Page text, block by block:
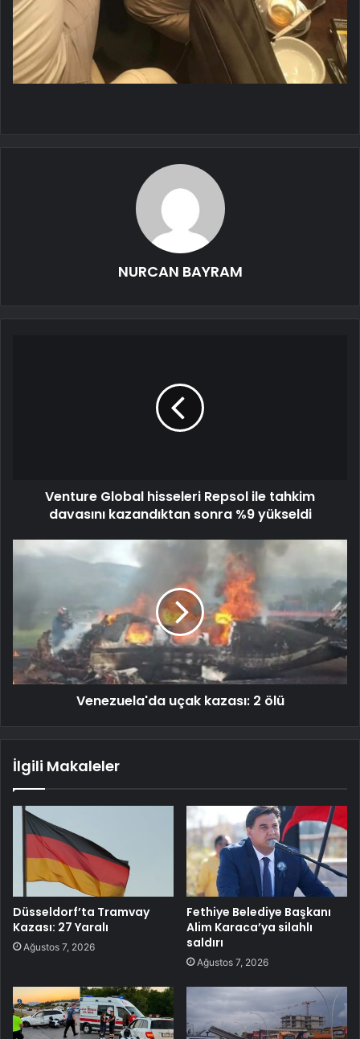
NURCAN BAYRAM
Venture Global hisseleri Repsol ile tahkim
davasını kazandıktan sonra %9 yükseldi
Venezuela'da uçak kazası: 2 ölü
İlgili Makaleler
Düsseldorf’ta Tramvay
Kazası: 27 Yaralı
Ağustos 7, 2026
Fethiye Belediye Başkanı
Alim Karaca’ya silahlı
saldırı
Ağustos 7, 2026